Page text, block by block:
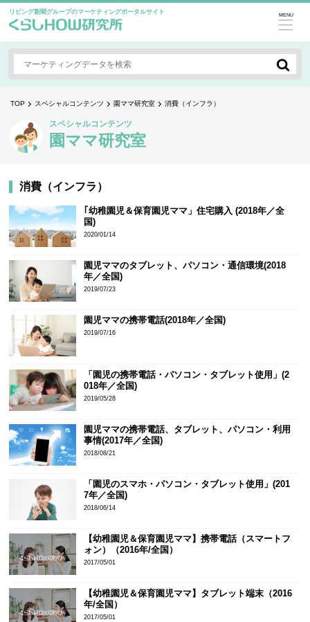
リビング新聞グループのマーケティングポータルサイト MENU
TOP スペシャルコンテンツ 園ママ研究室 消費（インフラ）
スペシャルコンテンツ
園ママ研究室
消費（インフラ）
｢幼稚園児＆保育園児ママ」住宅購入 (2018年／全
国)
2020/01/14
園児ママのタブレット、パソコン・通信環境(2018
年／全国)
2019/07/23
園児ママの携帯電話(2018年／全国)
2019/07/16
「園児の携帯電話・パソコン・タブレット使用」(2
018年／全国)
2019/05/28
園児ママの携帯電話、タブレット、パソコン・利用
事情(2017年／全国)
2018/08/21
「園児のスマホ・パソコン・タブレット使用」(201
7年／全国)
2018/06/14
【幼稚園児＆保育園児ママ】携帯電話（スマートフ
ォン）（2016年/全国）
2017/05/01
【幼稚園児＆保育園児ママ】タブレット端末（2016
年/全国）
2017/05/01